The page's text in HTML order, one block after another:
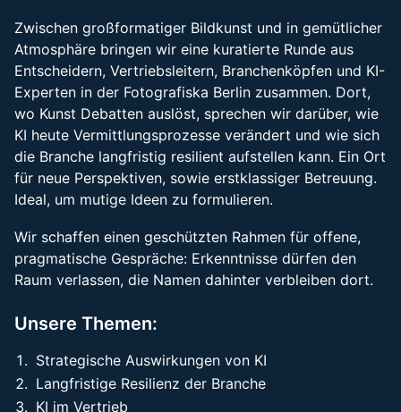
Zwischen großformatiger Bildkunst und in gemütlicher
Atmosphäre bringen wir eine kuratierte Runde aus
Entscheidern, Vertriebsleitern, Branchenköpfen und KI-
Experten in der Fotografiska Berlin zusammen. Dort,
wo Kunst Debatten auslöst, sprechen wir darüber, wie
KI heute Vermittlungsprozesse verändert und wie sich
die Branche langfristig resilient aufstellen kann. Ein Ort
für neue Perspektiven, sowie erstklassiger Betreuung.
Ideal, um mutige Ideen zu formulieren.
Wir schaffen einen geschützten Rahmen für offene,
pragmatische Gespräche: Erkenntnisse dürfen den
Raum verlassen, die Namen dahinter verbleiben dort.
Unsere Themen:
Strategische Auswirkungen von KI
Langfristige Resilienz der Branche
KI im Vertrieb